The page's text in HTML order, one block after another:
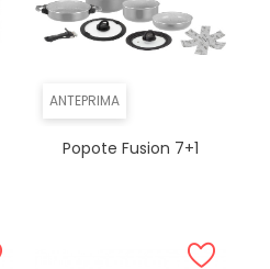
ANTEPRIMA
Popote Fusion 7+1